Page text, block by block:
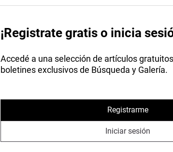
¡Registrate gratis o inicia
Accedé a una selección de artículos
boletines exclusivos de Búsqueda y Galería.
Registrarme
Iniciar sesión